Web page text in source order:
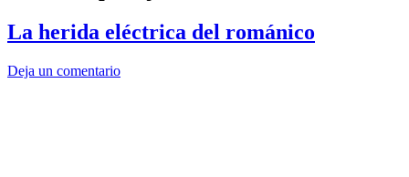
La herida eléctrica del románico
Deja un comentario